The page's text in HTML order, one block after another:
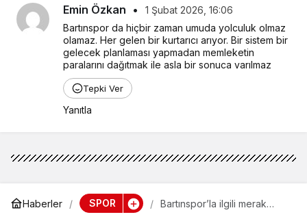
Emin Özkan •
1 Şubat 2026, 16:06
Bartınspor da hiçbir zaman umuda yolculuk olmaz
olamaz. Her gelen bir kurtarıcı arıyor. Bir sistem bir
gelecek planlaması yapmadan memleketin
paralarını dağıtmak ile asla bir sonuca varılmaz
Tepki Ver
Yanıtla
Haberler SPOR
Bartınspor’la ilgili merak